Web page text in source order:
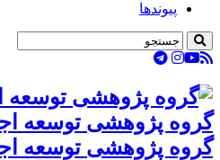
پیوندها
گروه پژوهشی توسعه
گروه پژوهشی توسعه